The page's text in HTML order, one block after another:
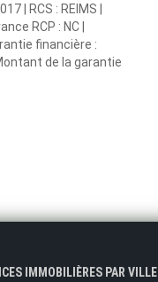
| RCS : REIMS |
RCP : NC |
financière :
de la garantie
IMMOBILIÈRES PAR VILLE